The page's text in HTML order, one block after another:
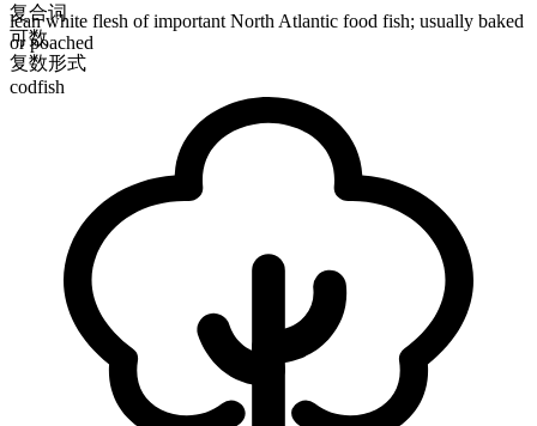
复合词
可数
复数形式
codfish
lean white flesh of important North Atlantic food fish; usually baked
or poached